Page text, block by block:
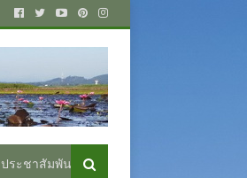
ประชาสัมพันธ์